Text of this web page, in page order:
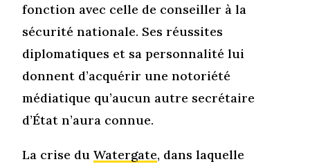
fonction avec celle de conseiller à la
sécurité nationale. Ses réussites
diplomatiques et sa personnalité lui
donnent d’acquérir une notoriété
médiatique qu’aucun autre secrétaire
d’État n’aura connue.
La crise duWatergate, dans laquelle